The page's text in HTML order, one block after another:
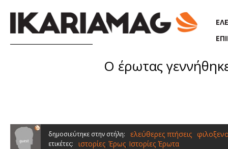
Ο έρωτας
δημοσιεύτηκε στην στήλη: ελεύθερες πτήσεις
ετικέτες: ιστορίες, Έρως, Ιστορίες Έρωτα